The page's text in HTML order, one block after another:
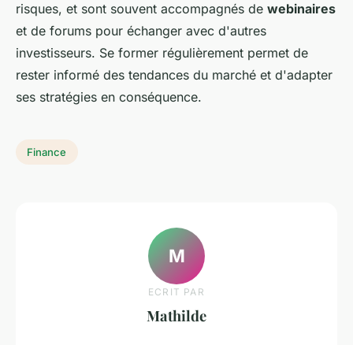
risques, et sont souvent accompagnés de webinaires
et de forums pour échanger avec d'autres
investisseurs. Se former régulièrement permet de
rester informé des tendances du marché et d'adapter
ses stratégies en conséquence.
Finance
M
ECRIT PAR
Mathilde